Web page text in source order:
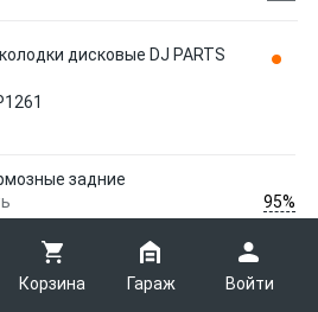
Корзина Гараж Войти
дисковые DJ PARTS
задние
95%
14 - 17 августа
В корзину